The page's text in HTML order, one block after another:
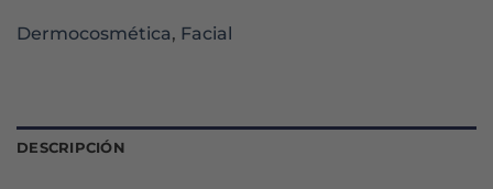
Dermocosmética, Facial
DESCRIPCIÓN